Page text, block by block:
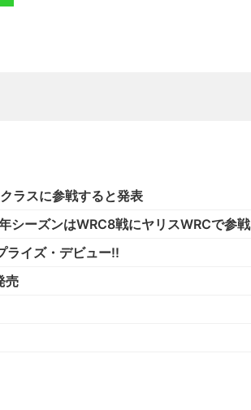
ラスに参戦すると発表
シーズンはWRC8戦にヤリスWRCで参戦
ライズ・デビュー!!
売